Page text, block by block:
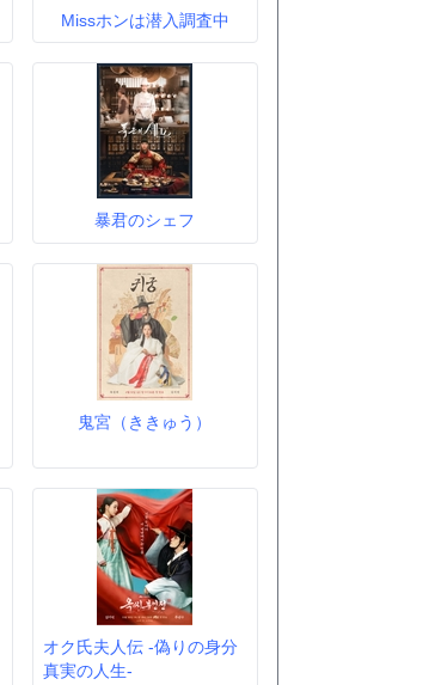
Missホンは潜入調査中
暴君のシェフ
鬼宮（ききゅう）
オク氏夫人伝 -偽りの身分
真実の人生-